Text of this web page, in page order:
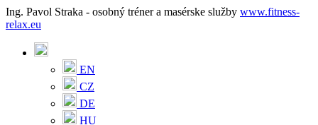
Ing. Pavol Straka - osobný tréner a masérske služby www.fitness-
relax.eu
EN
CZ
DE
HU